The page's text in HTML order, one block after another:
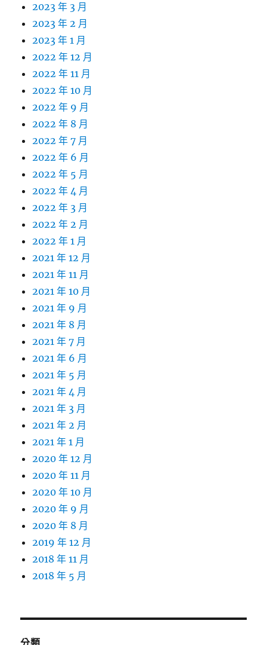
2023 年 3 月
2023 年 2 月
2023 年 1 月
2022 年 12 月
2022 年 11 月
2022 年 10 月
2022 年 9 月
2022 年 8 月
2022 年 7 月
2022 年 6 月
2022 年 5 月
2022 年 4 月
2022 年 3 月
2022 年 2 月
2022 年 1 月
2021 年 12 月
2021 年 11 月
2021 年 10 月
2021 年 9 月
2021 年 8 月
2021 年 7 月
2021 年 6 月
2021 年 5 月
2021 年 4 月
2021 年 3 月
2021 年 2 月
2021 年 1 月
2020 年 12 月
2020 年 11 月
2020 年 10 月
2020 年 9 月
2020 年 8 月
2019 年 12 月
2018 年 11 月
2018 年 5 月